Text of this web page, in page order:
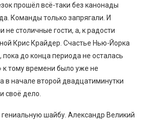
прошёл всё-таки без канонады
Команды только запрягали. И
не столичные гости, а, к радости
Крис Крайдер. Счастье Нью-Йорка
до конца периода не осталась
к тому времени было уже не
в начале второй двадцатиминутки
своё дело.